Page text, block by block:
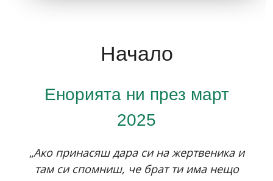
Начало
Енорията ни през март
2025
„Ако принасяш дара си на жертвеника и
там си спомниш, че брат ти има нещо